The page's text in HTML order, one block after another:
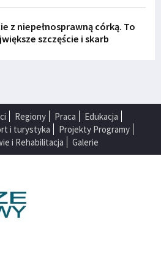
z niepełnosprawną córką. To
szczęście i skarb
Regiony Praca
Edukacja
i turystyka
Projekty Programy
i Rehabilitacja
Galerie